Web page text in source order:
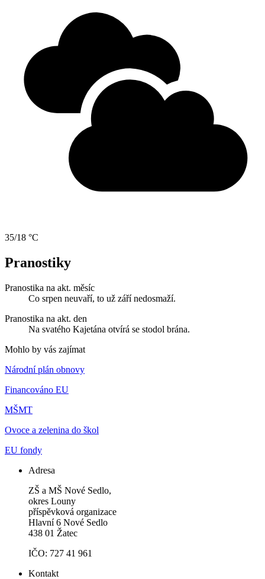
35/18 °C
Pranostiky
Pranostika na akt. měsíc
Co srpen neuvaří, to už září nedosmaží.
Pranostika na akt. den
Na svatého Kajetána otvírá se stodol brána.
Mohlo by vás zajímat
Národní plán obnovy
Financováno EU
MŠMT
Ovoce a zelenina do škol
EU fondy
Adresa
ZŠ a MŠ Nové Sedlo,
okres Louny
příspěvková organizace
Hlavní 6 Nové Sedlo
438 01 Žatec
IČO: 727 41 961
Kontakt